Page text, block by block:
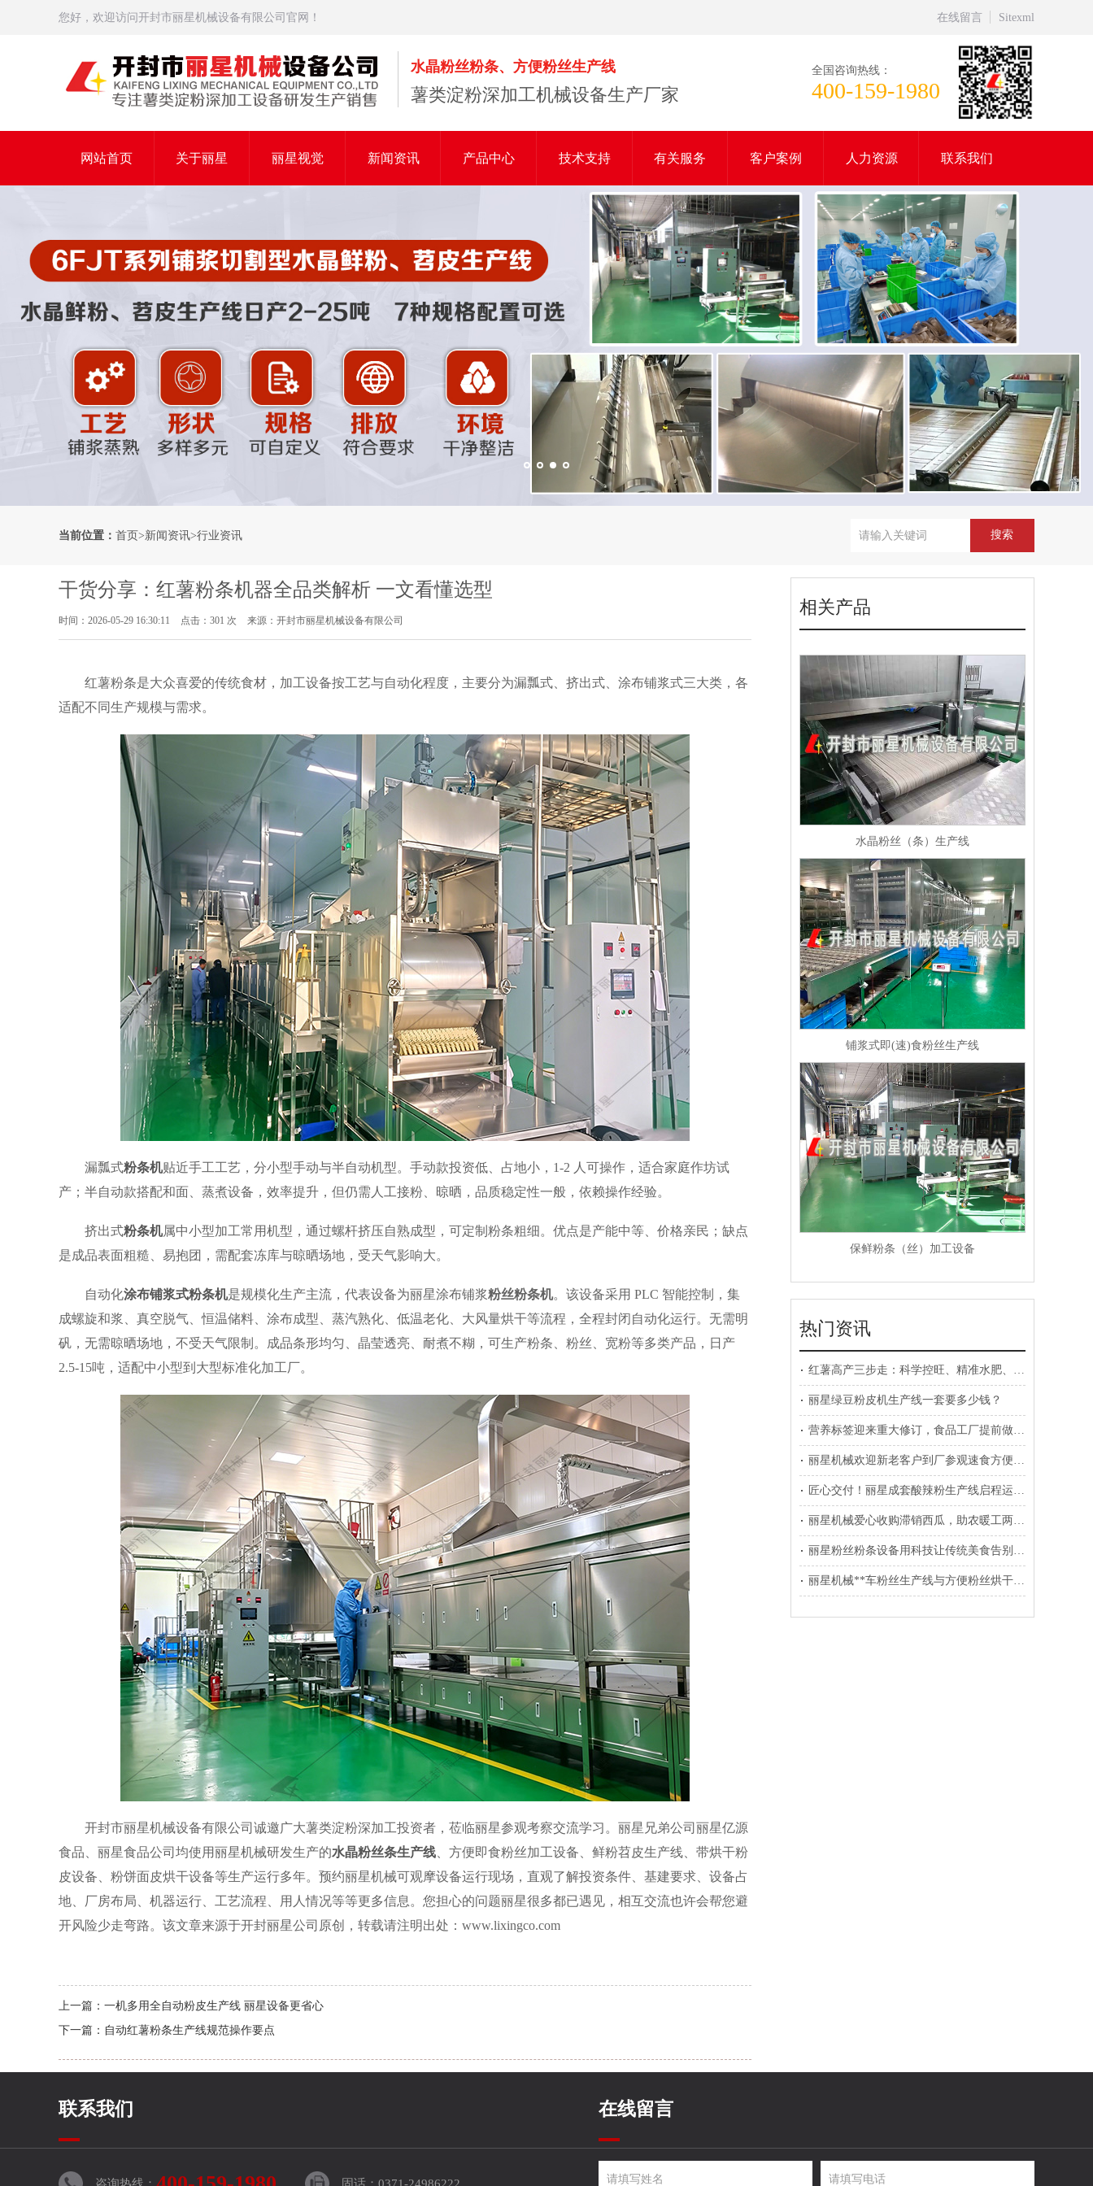
您好，欢迎访问开封市丽星机械设备有限公司官网！ 在线留言 Sitexml
水晶粉丝粉条、方便粉丝生产线
薯类淀粉深加工机械设备生产厂家
全国咨询热线：
400-159-1980
网站首页 关于丽星 丽星视觉 新闻资讯 产品中心 技术支持 有关服务 客户案例 人力资源 联系我们
当前位置： 首页>新闻资讯>行业资讯
干货分享：红薯粉条机器全品类解析 一文看懂选型
时间：2026-05-29 16:30:11 点击：301 次 来源：开封市丽星机械设备有限公司
红薯粉条是大众喜爱的传统食材，加工设备按工艺与自动化程度，主要分为漏瓢式、挤出式、涂布铺浆式三大类，各
适配不同生产规模与需求。
漏瓢式粉条机贴近手工工艺，分小型手动与半自动机型。手动款投资低、占地小，1-2 人可操作，适合家庭作坊试
产；半自动款搭配和面、蒸煮设备，效率提升，但仍需人工接粉、晾晒，品质稳定性一般，依赖操作经验。
挤出式粉条机属中小型加工常用机型，通过螺杆挤压自熟成型，可定制粉条粗细。优点是产能中等、价格亲民；缺点
是成品表面粗糙、易抱团，需配套冻库与晾晒场地，受天气影响大。
自动化涂布铺浆式粉条机是规模化生产主流，代表设备为丽星涂布铺浆粉丝粉条机。该设备采用 PLC 智能控制，集
成螺旋和浆、真空脱气、恒温储料、涂布成型、蒸汽熟化、低温老化、大风量烘干等流程，全程封闭自动化运行。无需明
矾，无需晾晒场地，不受天气限制。成品条形均匀、晶莹透亮、耐煮不糊，可生产粉条、粉丝、宽粉等多类产品，日产
2.5-15吨，适配中小型到大型标准化加工厂。
开封市丽星机械设备有限公司诚邀广大薯类淀粉深加工投资者，莅临丽星参观考察交流学习。丽星兄弟公司丽星亿源
食品、丽星食品公司均使用丽星机械研发生产的水晶粉丝条生产线 、方便即食粉丝加工设备、鲜粉苕皮生产线、带烘干粉
皮设备、粉饼面皮烘干设备等生产运行多年。预约丽星机械可观摩设备运行现场，直观了解投资条件、基建要求、设备占
地、厂房布局、机器运行、工艺流程、用人情况等等更多信息。您担心的问题丽星很多都已遇见，相互交流也许会帮您避
开风险少走弯路。该文章来源于开封丽星公司原创，转载请注明出处：www.lixingco.com
上一篇： 一机多用全自动粉皮生产线 丽星设备更省心
下一篇： 自动红薯粉条生产线规范操作要点
相关产品
水晶粉丝（条）生产线
铺浆式即(速)食粉丝生产线
保鲜粉条（丝）加工设备
热门资讯
红薯高产三步走：科学控旺、精准水肥、病虫害预防
丽星绿豆粉皮机生产线一套要多少钱？
营养标签迎来重大修订，食品工厂提前做好规划
丽星机械欢迎新老客户到厂参观速食方便粉丝生产线
匠心交付！丽星成套酸辣粉生产线启程运往温县
丽星机械爱心收购滞销西瓜，助农暖工两不误
丽星粉丝粉条设备用科技让传统美食告别铝担忧
丽星机械**车粉丝生产线与方便粉丝烘干线装车发往东北
联系我们
咨询热线： 固话：0371-24986222
在线留言